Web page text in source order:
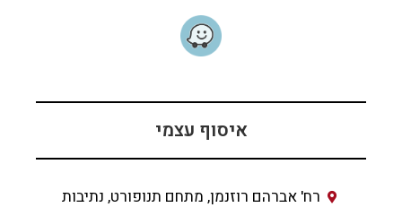
איסוף עצמי
רח' אברהם רוזנמן, מתחם תנופורט, נתיבות